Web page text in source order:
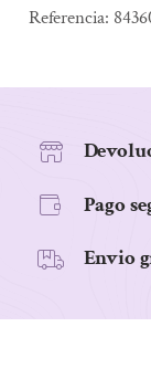
cap
Referencia:
Pago
Envio